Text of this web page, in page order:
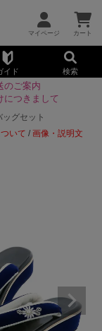
イド 検索
のご案内
につきまして
ッグセット
いて /画像・説明文